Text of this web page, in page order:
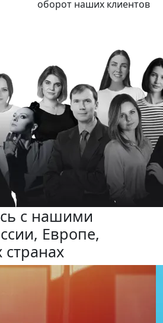
оборот наших клиентов
с нашими
Европе,